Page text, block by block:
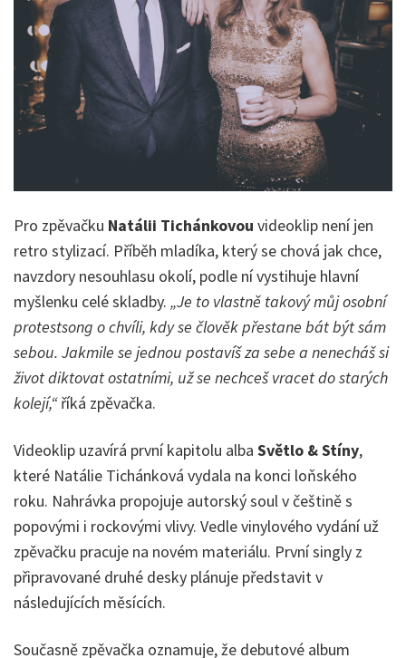
Pro zpěvačku Natálii Tichánkovou videoklip není jen
retro stylizací. Příběh mladíka, který se chová jak chce,
navzdory nesouhlasu okolí, podle ní vystihuje hlavní
myšlenku celé skladby. „Je to vlastně takový můj osobní
protestsong o chvíli, kdy se člověk přestane bát být sám
sebou. Jakmile se jednou postavíš za sebe a nenecháš si
život diktovat ostatními, už se nechceš vracet do starých
kolejí,“říká zpěvačka.
Videoklip uzavírá první kapitolu alba Světlo & Stíny,
které Natálie Tichánková vydala na konci loňského
roku. Nahrávka propojuje autorský soul v češtině s
popovými i rockovými vlivy. Vedle vinylového vydání už
zpěvačku pracuje na novém materiálu. První singly z
připravované druhé desky plánuje představit v
následujících měsících.
Současně zpěvačka oznamuje, že debutové album